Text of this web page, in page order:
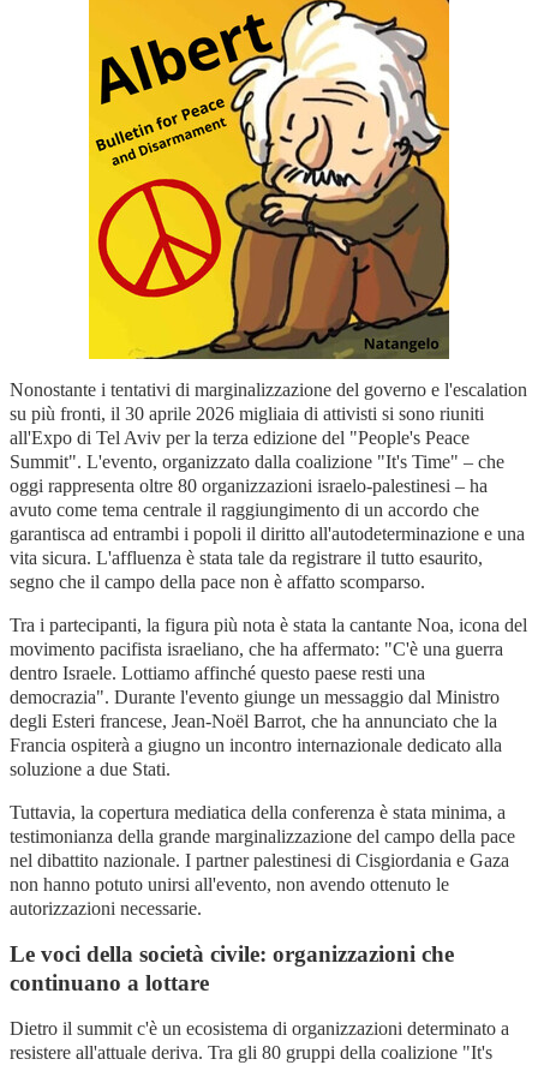
Nonostante i tentativi di marginalizzazione del governo e l'escalation
su più fronti, il 30 aprile 2026 migliaia di attivisti si sono riuniti
all'Expo di Tel Aviv per la terza edizione del "People's Peace
Summit". L'evento, organizzato dalla coalizione "It's Time" – che
oggi rappresenta oltre 80 organizzazioni israelo-palestinesi – ha
avuto come tema centrale il raggiungimento di un accordo che
garantisca ad entrambi i popoli il diritto all'autodeterminazione e una
vita sicura. L'affluenza è stata tale da registrare il tutto esaurito,
segno che il campo della pace non è affatto scomparso.
Tra i partecipanti, la figura più nota è stata la cantante Noa, icona del
movimento pacifista israeliano, che ha affermato: "C'è una guerra
dentro Israele. Lottiamo affinché questo paese resti una
democrazia". Durante l'evento giunge un messaggio dal Ministro
degli Esteri francese, Jean-Noël Barrot, che ha annunciato che la
Francia ospiterà a giugno un incontro internazionale dedicato alla
soluzione a due Stati.
Tuttavia, la copertura mediatica della conferenza è stata minima, a
testimonianza della grande marginalizzazione del campo della pace
nel dibattito nazionale. I partner palestinesi di Cisgiordania e Gaza
non hanno potuto unirsi all'evento, non avendo ottenuto le
autorizzazioni necessarie.
Le voci della società civile: organizzazioni che
continuano a lottare
Dietro il summit c'è un ecosistema di organizzazioni determinato a
resistere all'attuale deriva. Tra gli 80 gruppi della coalizione "It's